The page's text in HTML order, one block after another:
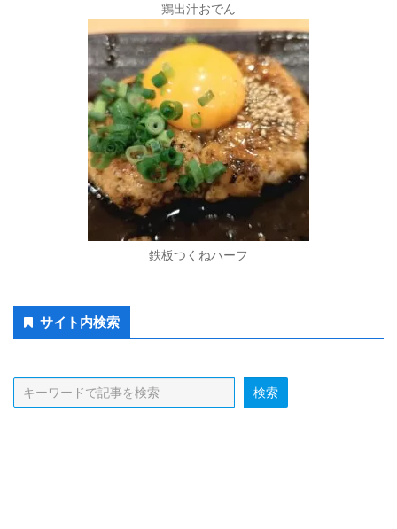
鶏出汁おでん
鉄板つくねハーフ
Secondary
Sidebar
サイト内検索